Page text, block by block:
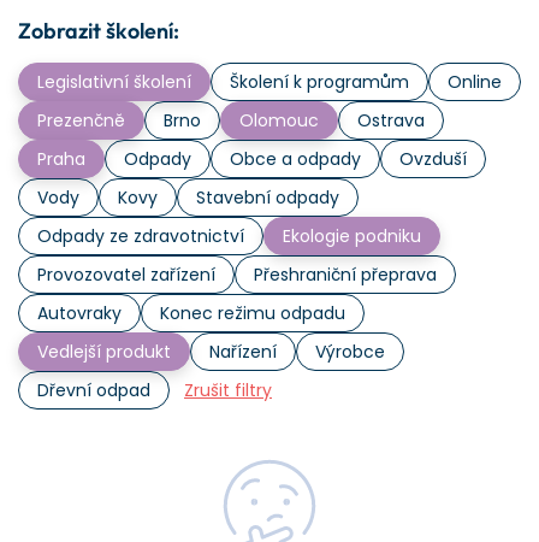
Zobrazit školení:
Legislativní školení Školení k programům
Online
Prezenčně
Brno Olomouc
Ostrava
Praha
Odpady Obce a odpady
Ovzduší
Vody
Kovy
Stavební odpady
Odpady ze zdravotnictví
Ekologie podniku
Provozovatel zařízení
Přeshraniční přeprava
Autovraky
Konec režimu odpadu
Vedlejší produkt
Nařízení
Výrobce
Dřevní odpad
Zrušit filtry